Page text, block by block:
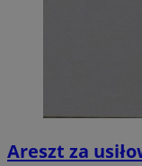
Areszt za